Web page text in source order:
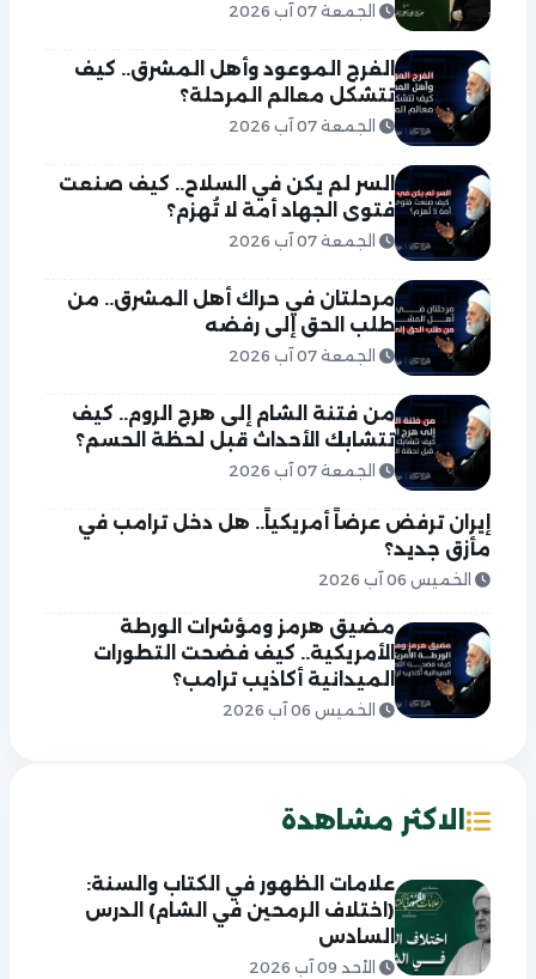
الجمعة 07 آب 2026
الفرج الموعود وأهل المشرق.. كيف
تتشكل معالم المرحلة؟
الجمعة 07 آب 2026
السر لم يكن في السلاح.. كيف صنعت
فتوى الجهاد أمة لا تُهزم؟
الجمعة 07 آب 2026
مرحلتان في حراك أهل المشرق.. من
طلب الحق إلى رفضه
الجمعة 07 آب 2026
من فتنة الشام إلى هرج الروم.. كيف
تتشابك الأحداث قبل لحظة الحسم؟
الجمعة 07 آب 2026
إيران ترفض عرضاً أمريكياً.. هل دخل ترامب في
مأزق جديد؟
الخميس 06 آب 2026
مضيق هرمز ومؤشرات الورطة
الأمريكية.. كيف فضحت التطورات
الميدانية أكاذيب ترامب؟
الخميس 06 آب 2026
الاكثر مشاهدة
علامات الظهور في الكتاب والسنة:
(اختلاف الرمحين في الشام) الدرس
السادس
الأحد 09 آب 2026